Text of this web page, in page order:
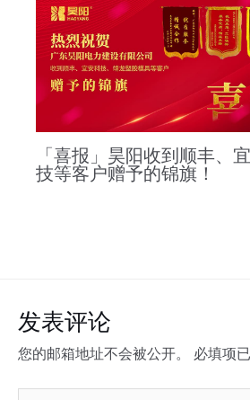
「喜报」昊阳收到顺丰、
技等客户赠予的锦旗！
发表评论
您的邮箱地址不会被公开。 必填项